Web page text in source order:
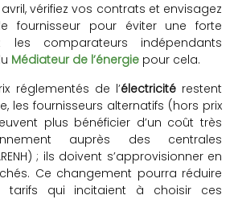
vérifiez vos contrats et envisagez
fournisseur pour éviter une forte
les comparateurs indépendants
Médiateur de l’énergie pour cela.
réglementés de l’électricitérestent
les fournisseurs alternatifs (hors prix
plus bénéficier d’un coût très
auprès des centrales
; ils doivent s’approvisionner en
Ce changement pourra réduire
tarifs qui incitaient à choisir ces